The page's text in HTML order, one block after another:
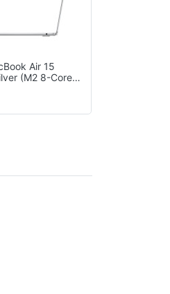
Air 15
(M2 8-Core,